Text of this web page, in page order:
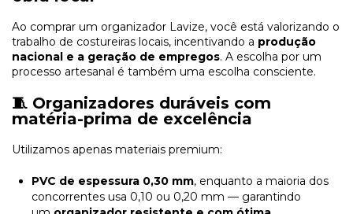
Ao comprar um organizador Lavize, você está valorizando o
trabalho de costureiras locais, incentivando a produção
nacional e a geração de empregos. A escolha por um
processo artesanal é também uma escolha consciente.
🧵 Organizadores duráveis com
matéria-prima de excelência
Utilizamos apenas materiais premium:
PVC de espessura 0,30 mm, enquanto a maioria dos
concorrentes usa 0,10 ou 0,20 mm — garantindo